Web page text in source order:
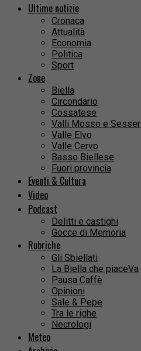
Ultime notizie
Cronaca
Attualità
Economia
Politica
Sport
Zone
Biella
Circondario
Cossatese
Valli Mosso e
Valle Elvo
Valle Cervo
Basso Biellese
Fuori provincia
Eventi & Cultura
Video
Podcast
Delitti e castighi
Gocce di Memoria
Rubriche
Gli Sbiellati
La Biella che piaceVa
Pausa Caffè
Opinioni
Sale & Pepe
Tra le righe
Necrologi
Meteo